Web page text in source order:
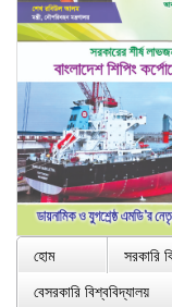
হোম
সরকারি
বেসরকারি বিশ্ববিদ্যালয়